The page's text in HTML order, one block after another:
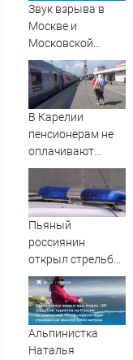
Звук взрыва в
Москве и
Московской
области 7 августа
2026 года:
Причины,
источник, откуда
В Карелии
пенсионерам не
оплачивают
полностью
проезд к морю
Пьяный
россиянин
открыл стрельбу
по скорой
помощи и
полицейским
Альпинистка
Наталья